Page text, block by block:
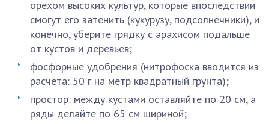
орехом высоких культур, которые впоследствии
смогут его затенить (кукурузу, подсолнечники), и
конечно, уберите грядку с арахисом подальше
от кустов и деревьев;
фосфорные удобрения (нитрофоска вводится из
расчета: 50 г на метр квадратный грунта);
простор: между кустами оставляйте по 20 см, а
ряды делайте по 65 см шириной;